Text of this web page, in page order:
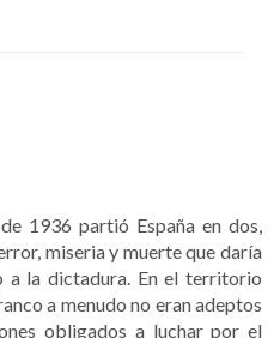
1936 partió España en dos,
miseria y muerte que daría
a la dictadura. En el territorio
a menudo no eran adeptos
obligados a luchar por el